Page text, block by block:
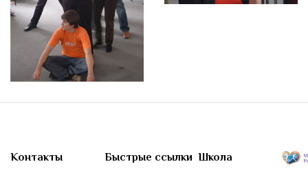
Контакты Быстрые ссылки Школа